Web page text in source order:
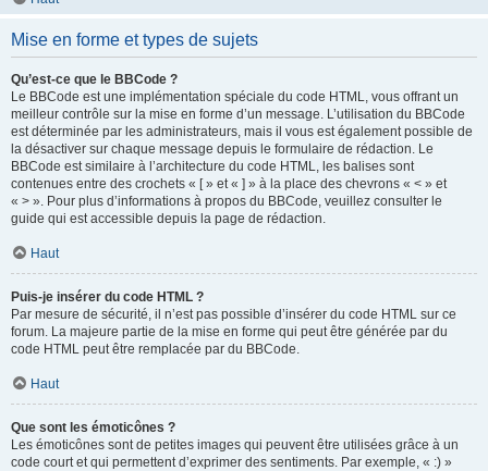
Mise en forme et types de sujets
Qu’est-ce que le BBCode ?
Le BBCode est une implémentation spéciale du code HTML, vous offrant un
meilleur contrôle sur la mise en forme d’un message. L’utilisation du BBCode
est déterminée par les administrateurs, mais il vous est également possible de
la désactiver sur chaque message depuis le formulaire de rédaction. Le
BBCode est similaire à l’architecture du code HTML, les balises sont
contenues entre des crochets « [ » et « ] » à la place des chevrons « < » et
« > ». Pour plus d’informations à propos du BBCode, veuillez consulter le
guide qui est accessible depuis la page de rédaction.
Haut
Puis-je insérer du code HTML ?
Par mesure de sécurité, il n’est pas possible d’insérer du code HTML sur ce
forum. La majeure partie de la mise en forme qui peut être générée par du
code HTML peut être remplacée par du BBCode.
Haut
Que sont les émoticônes ?
Les émoticônes sont de petites images qui peuvent être utilisées grâce à un
code court et qui permettent d’exprimer des sentiments. Par exemple, « :) »